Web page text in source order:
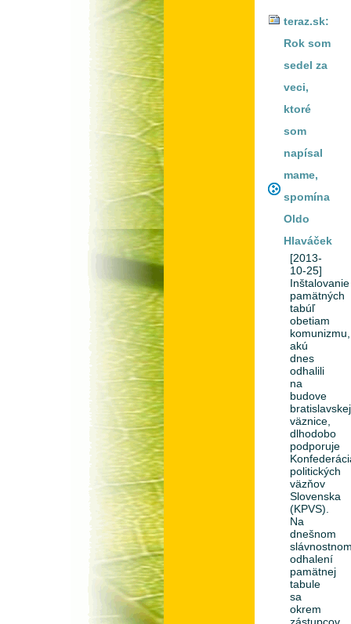
teraz.sk:
Rok som
sedel za
veci,
ktoré
som
napísal
mame,
spomína
Oldo
Hlaváček
[2013-
10-25]
Inštalovanie
pamätných
tabúľ
obetiam
komunizmu,
akú
dnes
odhalili
na
budove
bratislavskej
väznice,
dlhodobo
podporuje
politických
väzňov
Slovenska
(KPVS).
Na
dnešnom
odhalení
pamätnej
tabule
sa
okrem
zástupcov